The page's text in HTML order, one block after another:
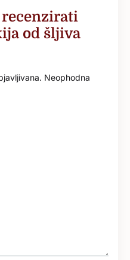
od šljiva
Neophodna